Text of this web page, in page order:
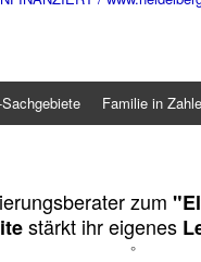
Familie in
zum
stärkt ihr eigenes
°